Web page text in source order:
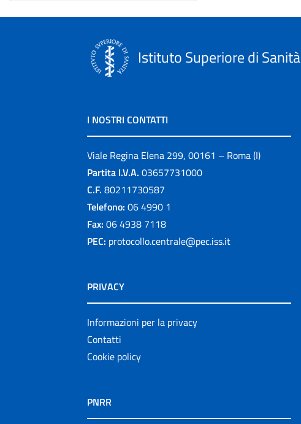
Istituto Superiore di Sanità
I NOSTRI CONTATTI
Viale Regina Elena 299, 00161 – Roma (I)
Partita I.V.A. 03657731000
C.F. 80211730587
Telefono: 06 4990 1
Fax: 06 4938 7118
PEC: protocollo.centrale@pec.iss.it
PRIVACY
Informazioni per la privacy
Contatti
Cookie policy
PNRR